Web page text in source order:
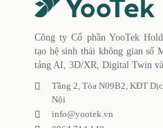
Công ty Cổ phần YooTek
tạo hệ sinh thái không gian số
tảng AI, 3D/XR, Digital Twin
Tầng 2, Tòa N09B2, KĐT
Nội
info@yootek.vn